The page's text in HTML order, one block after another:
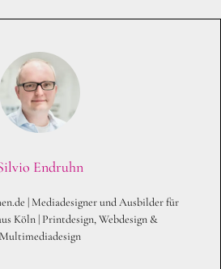
Endruhn
| Mediadesigner und Ausbilder für
Köln | Printdesign, Webdesign &
Multimediadesign